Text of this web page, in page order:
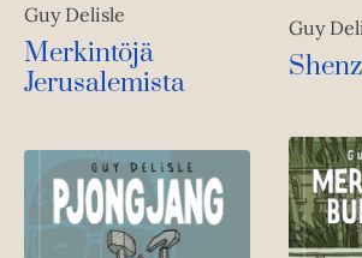
Guy Delisle
Merkintöjä
Jerusalemista
Guy